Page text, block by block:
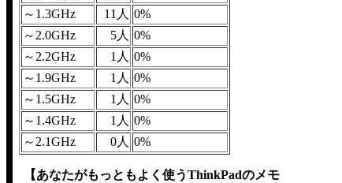
～1.3GHz
11人 0%
～2.0GHz
5人 0%
～2.2GHz
1人 0%
～1.9GHz
1人 0%
～1.5GHz
1人 0%
～1.4GHz
1人 0%
～2.1GHz
0人 0%
【あなたがもっともよく使うThinkPadのメモ